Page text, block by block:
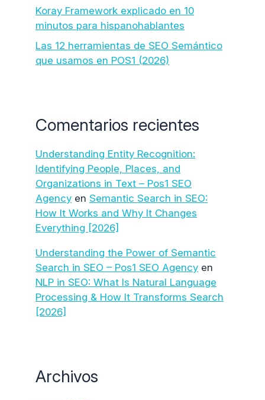
Koray Framework explicado en 10
minutos para hispanohablantes
Las 12 herramientas de SEO Semántico
que usamos en POS1 (2026)
Comentarios recientes
Understanding Entity Recognition:
Identifying People, Places, and
Organizations in Text – Pos1 SEO
Agency en Semantic Search in SEO:
How It Works and Why It Changes
Everything [2026]
Understanding the Power of Semantic
Search in SEO – Pos1 SEO Agency en
NLP in SEO: What Is Natural Language
Processing & How It Transforms Search
[2026]
Archivos